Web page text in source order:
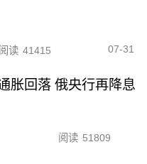
阅读 41415 07-31
胀回落 俄央行再降息
阅读 51809